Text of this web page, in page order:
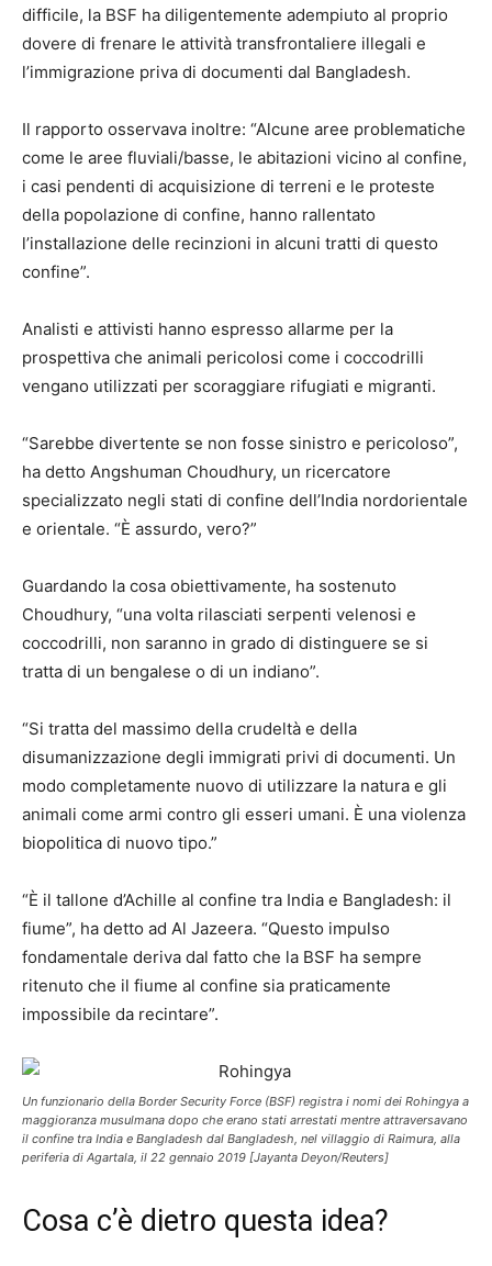
difficile, la BSF ha diligentemente adempiuto al proprio
dovere di frenare le attività transfrontaliere illegali e
l’immigrazione priva di documenti dal Bangladesh.
Il rapporto osservava inoltre: “Alcune aree problematiche
come le aree fluviali/basse, le abitazioni vicino al confine,
i casi pendenti di acquisizione di terreni e le proteste
della popolazione di confine, hanno rallentato
l’installazione delle recinzioni in alcuni tratti di questo
confine”.
Analisti e attivisti hanno espresso allarme per la
prospettiva che animali pericolosi come i coccodrilli
vengano utilizzati per scoraggiare rifugiati e migranti.
“Sarebbe divertente se non fosse sinistro e pericoloso”,
ha detto Angshuman Choudhury, un ricercatore
specializzato negli stati di confine dell’India nordorientale
e orientale. “È assurdo, vero?”
Guardando la cosa obiettivamente, ha sostenuto
Choudhury, “una volta rilasciati serpenti velenosi e
coccodrilli, non saranno in grado di distinguere se si
tratta di un bengalese o di un indiano”.
“Si tratta del massimo della crudeltà e della
disumanizzazione degli immigrati privi di documenti. Un
modo completamente nuovo di utilizzare la natura e gli
animali come armi contro gli esseri umani. È una violenza
biopolitica di nuovo tipo.”
“È il tallone d’Achille al confine tra India e Bangladesh: il
fiume”, ha detto ad Al Jazeera. “Questo impulso
fondamentale deriva dal fatto che la BSF ha sempre
ritenuto che il fiume al confine sia praticamente
impossibile da recintare”.
Un funzionario della Border Security Force (BSF) registra i nomi dei Rohingya a
maggioranza musulmana dopo che erano stati arrestati mentre attraversavano
il confine tra India e Bangladesh dal Bangladesh, nel villaggio di Raimura, alla
periferia di Agartala, il 22 gennaio 2019 [Jayanta Deyon/Reuters]
Cosa c’è dietro questa idea?